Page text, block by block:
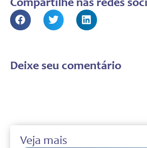
Compartilhe nas redes
Deixe seu comentário
Veja mais